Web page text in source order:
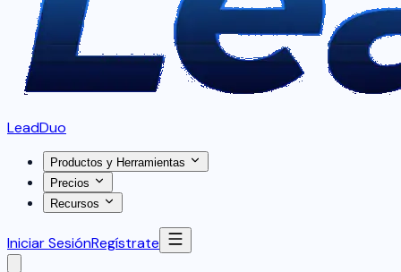
LeadDuo
Productos y Herramientas
Precios
Recursos
Iniciar SesiónRegístrate